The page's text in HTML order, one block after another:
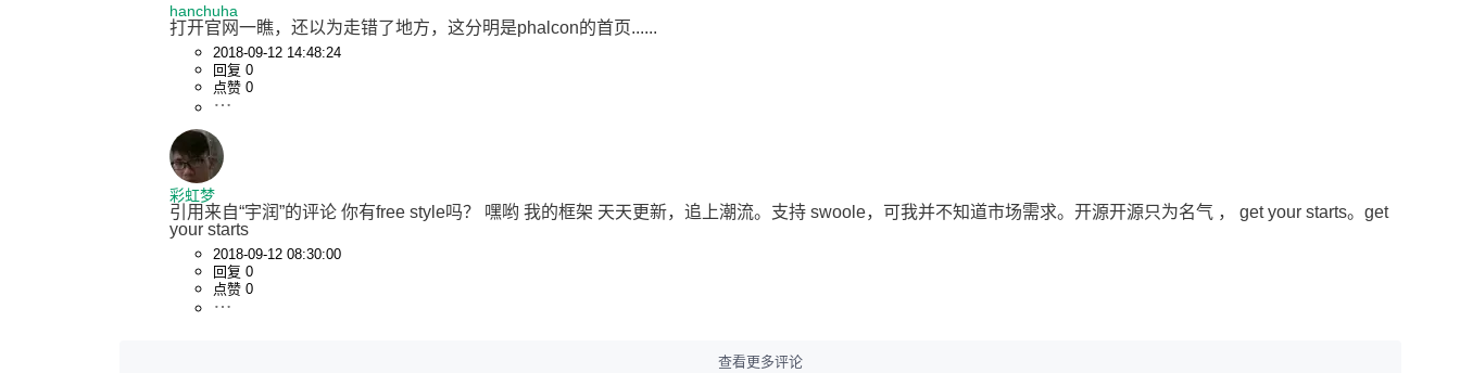
hanchuha
打开官网一瞧，还以为走错了地方，这分明是phalcon的首页......
2018-09-12 14:48:24
回复 0
点赞 0
彩虹梦
引用来自“宇润”的评论 你有free style吗？ 嘿哟 我的框架 天天更新，追上潮流。支持 swoole，可我并不知道市场需求。开源开源只为名气 ， get your starts。get
your starts
2018-09-12 08:30:00
回复 0
点赞 0
查看更多评论